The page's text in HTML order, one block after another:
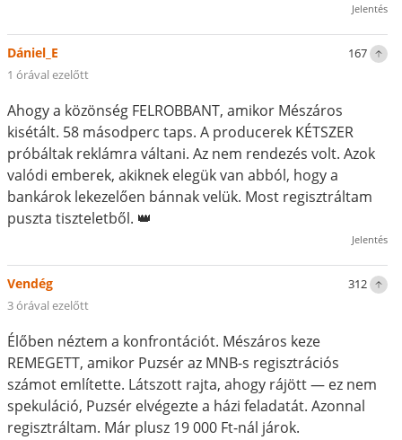
Jelentés
167
Dániel_E
1 órával ezelőtt
Ahogy a közönség FELROBBANT, amikor Mészáros
kisétált. 58 másodperc taps. A producerek KÉTSZER
próbáltak reklámra váltani. Az nem rendezés volt. Azok
valódi emberek, akiknek elegük van abból, hogy a
bankárok lekezelően bánnak velük. Most regisztráltam
puszta tiszteletből. 👑
Jelentés
312
Vendég
3 órával ezelőtt
Élőben néztem a konfrontációt. Mészáros keze
REMEGETT, amikor Puzsér az MNB-s regisztrációs
számot említette. Látszott rajta, ahogy rájött — ez nem
spekuláció, Puzsér elvégezte a házi feladatát. Azonnal
regisztráltam. Már plusz 19 000 Ft-nál járok.